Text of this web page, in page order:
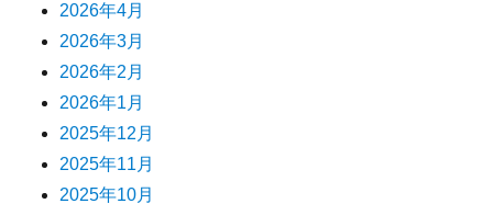
2026年4月
2026年3月
2026年2月
2026年1月
2025年12月
2025年11月
2025年10月